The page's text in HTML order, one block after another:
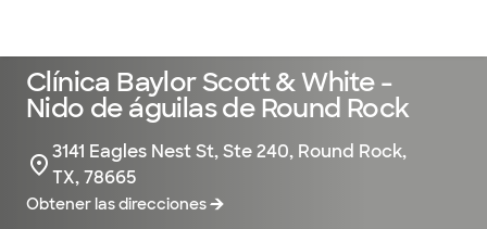
Clínica Baylor Scott & White -
Nido de águilas de Round Rock
3141 Eagles Nest St, Ste 240, Round Rock,
TX, 78665
Obtener las direcciones